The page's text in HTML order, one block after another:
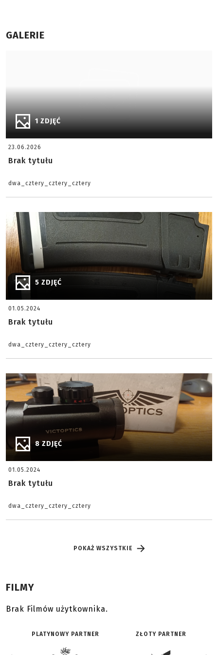
GALERIE
1 ZDJĘĆ
23.06.2026
Brak tytułu
dwa_cztery_cztery_cztery
5 ZDJĘĆ
01.05.2024
Brak tytułu
dwa_cztery_cztery_cztery
8 ZDJĘĆ
01.05.2024
Brak tytułu
dwa_cztery_cztery_cztery
POKAŻ WSZYSTKIE
FILMY
Brak Filmów użytkownika.
PLATYNOWY PARTNER ZŁOTY PARTNER